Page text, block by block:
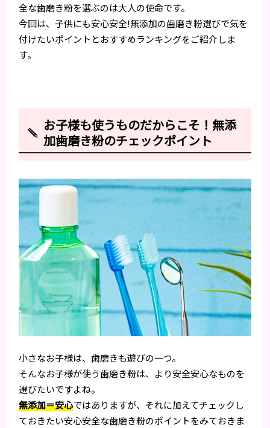
全な歯磨き粉を選ぶのは大人の使命です。
今回は、子供にも安心安全!無添加の歯磨き粉選びで気を
付けたいポイントとおすすめランキングをご紹介しま
す。
お子様も使うものだからこそ！無添
加歯磨き粉のチェックポイント
小さなお子様は、歯磨きも遊びの一つ。
そんなお子様が使う歯磨き粉は、より安全安心なものを
選びたいですよね。
無添加＝安心ではありますが、それに加えてチェックし
ておきたい安心安全な歯磨き粉のポイントをみておきま